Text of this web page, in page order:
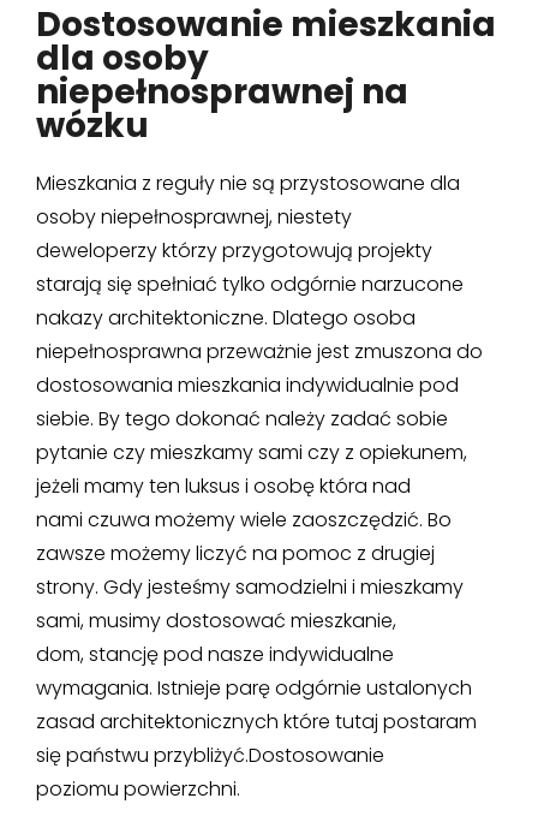
Dostosowanie mieszkania
dla osoby
niepełnosprawnej na
wózku
Mieszkania z reguły nie są przystosowane dla
osoby niepełnosprawnej, niestety
deweloperzy którzy przygotowują projekty
starają się spełniać tylko odgórnie narzucone
nakazy architektoniczne. Dlatego osoba
niepełnosprawna przeważnie jest zmuszona do
dostosowania mieszkania indywidualnie pod
siebie. By tego dokonać należy zadać sobie
pytanie czy mieszkamy sami czy z opiekunem,
jeżeli mamy ten luksus i osobę która nad
nami czuwa możemy wiele zaoszczędzić. Bo
zawsze możemy liczyć na pomoc z drugiej
strony. Gdy jesteśmy samodzielni i mieszkamy
sami, musimy dostosować mieszkanie,
dom, stancję pod nasze indywidualne
wymagania. Istnieje parę odgórnie ustalonych
zasad architektonicznych które tutaj postaram
się państwu przybliżyć.Dostosowanie
poziomu powierzchni.